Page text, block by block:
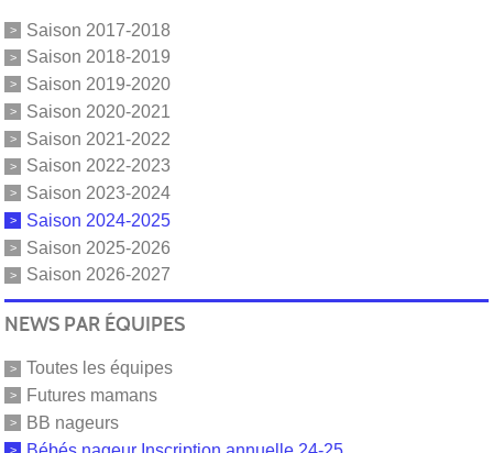
Saison 2017-2018
Saison 2018-2019
Saison 2019-2020
Saison 2020-2021
Saison 2021-2022
Saison 2022-2023
Saison 2023-2024
Saison 2024-2025
Saison 2025-2026
Saison 2026-2027
NEWS PAR ÉQUIPES
Toutes les équipes
Futures mamans
BB nageurs